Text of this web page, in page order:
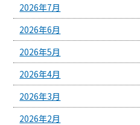
2026年7月
2026年6月
2026年5月
2026年4月
2026年3月
2026年2月